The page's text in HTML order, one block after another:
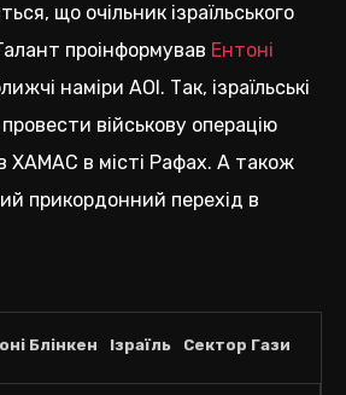
що очільник ізраїльського
проінформував Ентоні
наміри АОІ. Так, ізраїльські
військову операцію
ХАМАС в місті Рафах. А також
прикордонний перехід в
Блінкен Ізраїль Сектор Гази